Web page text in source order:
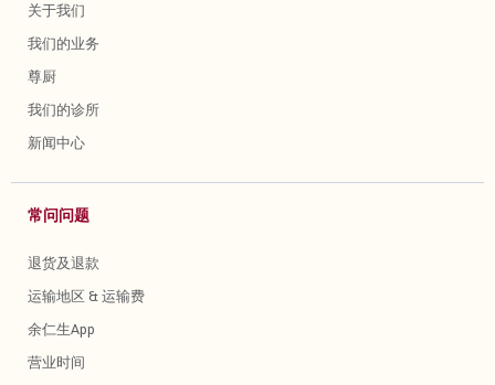
关于我们
我们的业务
尊厨
我们的诊所
新闻中心
常问问题
退货及退款
运输地区 & 运输费
余仁生App
营业时间